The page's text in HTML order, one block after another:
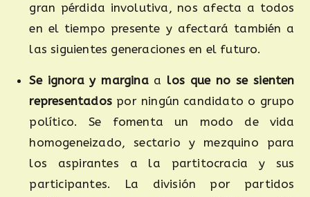
gran pérdida involutiva, nos afecta a todos
en el tiempo presente y afectará también a
las siguientes generaciones en el futuro.
Se ignora y marginaa los que no se sienten
representados por ningún candidato o grupo
político. Se fomenta un modo de vida
homogeneizado, sectario y mezquino para
los aspirantes a la partitocracia y sus
participantes. La división por partidos